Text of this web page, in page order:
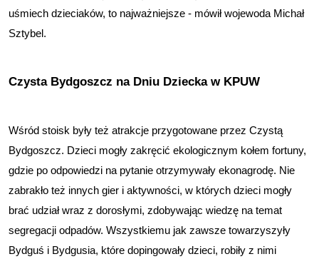
uśmiech dzieciaków, to najważniejsze - mówił wojewoda Michał
Sztybel.
Czysta Bydgoszcz na Dniu Dziecka w KPUW
Wśród stoisk były też atrakcje przygotowane przez Czystą
Bydgoszcz. Dzieci mogły zakręcić ekologicznym kołem fortuny,
gdzie po odpowiedzi na pytanie otrzymywały ekonagrodę. Nie
zabrakło też innych gier i aktywności, w których dzieci mogły
brać udział wraz z dorosłymi, zdobywając wiedzę na temat
segregacji odpadów. Wszystkiemu jak zawsze towarzyszyły
Bydguś i Bydgusia, które dopingowały dzieci, robiły z nimi